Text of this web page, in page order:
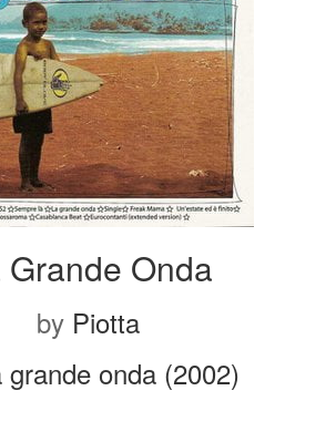
Grande Onda
by Piotta
grande onda (2002)